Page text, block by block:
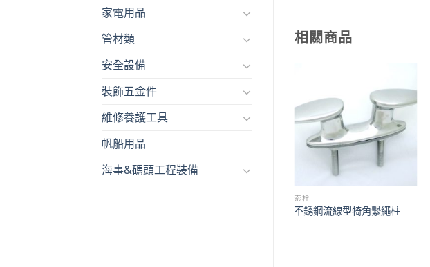
家電用品
管材類
安全設備
裝飾五金件
維修養護工具
帆船用品
海事&碼頭工程裝備
相關商品
索栓
不銹鋼流線型犄角繫繩柱